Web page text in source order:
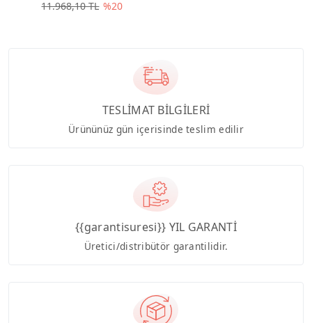
11.968,10 TL %20
TESLİMAT BİLGİLERİ
Ürününüz gün içerisinde teslim edilir
{{garantisuresi}} YIL GARANTİ
Üretici/distribütör garantilidir.